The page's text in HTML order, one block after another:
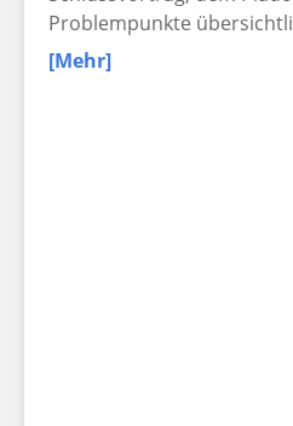
Problempunkte
[Mehr]